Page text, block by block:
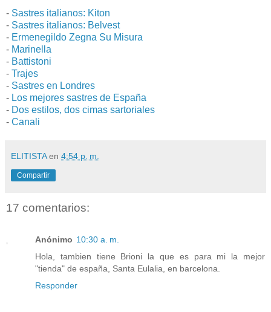
- Sastres italianos: Kiton
- Sastres italianos: Belvest
- Ermenegildo Zegna Su Misura
- Marinella
- Battistoni
- Trajes
- Sastres en Londres
- Los mejores sastres de España
- Dos estilos, dos cimas sartoriales
- Canali
ELITISTA en 4:54 p. m.
Compartir
17 comentarios:
Anónimo 10:30 a. m.
Hola, tambien tiene Brioni la que es para mi la mejor
"tienda" de españa, Santa Eulalia, en barcelona.
Responder